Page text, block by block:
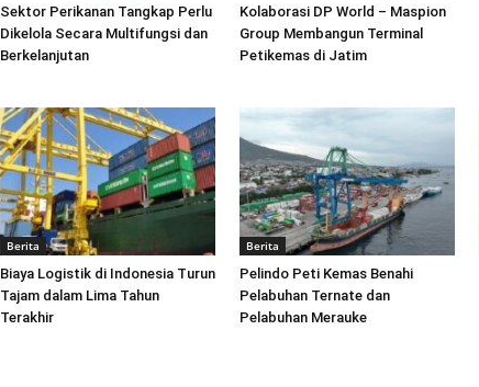
Sektor Perikanan Tangkap Perlu
Dikelola Secara Multifungsi dan
Berkelanjutan
Kolaborasi DP World – Maspion
Group Membangun Terminal
Petikemas di Jatim
Berita
Biaya Logistik di Indonesia Turun
Tajam dalam Lima Tahun
Terakhir
Berita
Pelindo Peti Kemas Benahi
Pelabuhan Ternate dan
Pelabuhan Merauke